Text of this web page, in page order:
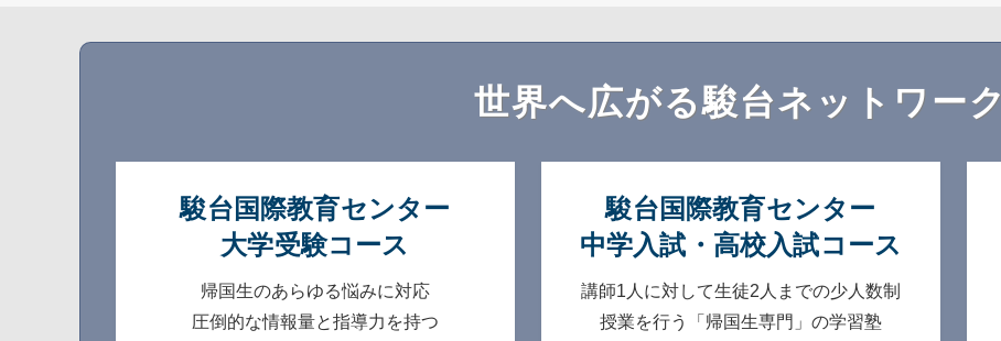
世界へ広がる駿台ネットワーク
駿台国際教育センター
大学受験コース
帰国生のあらゆる悩みに対応
圧倒的な情報量と指導力を持つ
駿台国際教育センター
中学入試・高校入試コース
講師1人に対して生徒2人までの少人数制
授業を行う「帰国生専門」の学習塾